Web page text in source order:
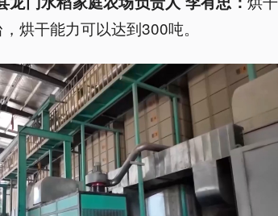
烘干能力可以达到300吨。